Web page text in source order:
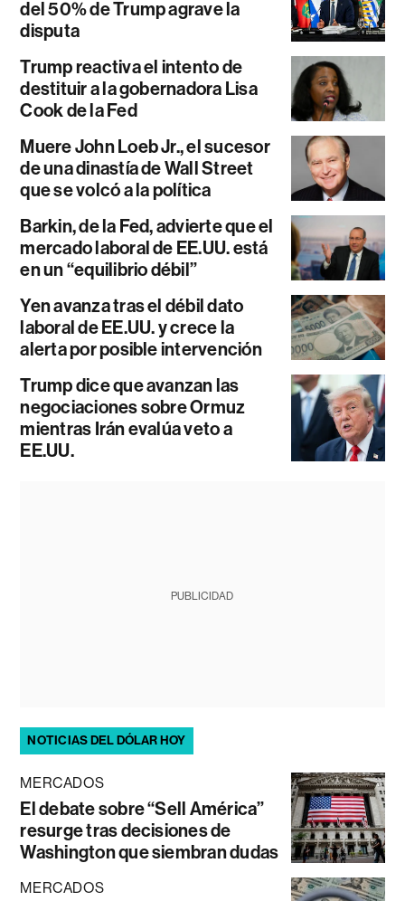
del 50% de Trump agrave la
disputa
Trump reactiva el intento de
destituir a la gobernadora Lisa
Cook de la Fed
Muere John Loeb Jr., el sucesor
de una dinastía de Wall Street
que se volcó a la política
Barkin, de la Fed, advierte que el
mercado laboral de EE.UU. está
en un “equilibrio débil”
Yen avanza tras el débil dato
laboral de EE.UU. y crece la
alerta por posible intervención
Trump dice que avanzan las
negociaciones sobre Ormuz
mientras Irán evalúa veto a
EE.UU.
PUBLICIDAD
NOTICIAS DEL DÓLAR HOY
MERCADOS
El debate sobre “Sell América”
resurge tras decisiones de
Washington que siembran dudas
MERCADOS